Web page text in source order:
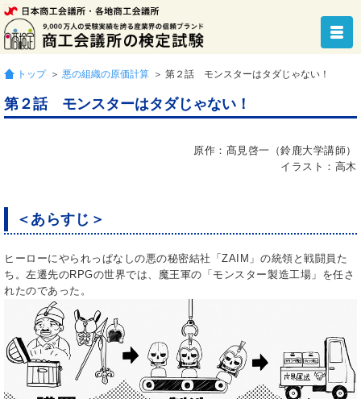
トップ ＞ 悪の組織の原価計算 ＞ 第２話 モンスターはタダじゃない！
第２話 モンスターはタダじゃない！
原作：髙見啓一（鈴鹿大学講師）
イラスト：高木
＜あらすじ＞
ヒーローにやられっぱなしの悪の秘密結社「ZAIM」の統領と戦闘員た
ち。左遷先のRPGの世界では、魔王軍の「モンスター製造工場」を任さ
れたのであった。